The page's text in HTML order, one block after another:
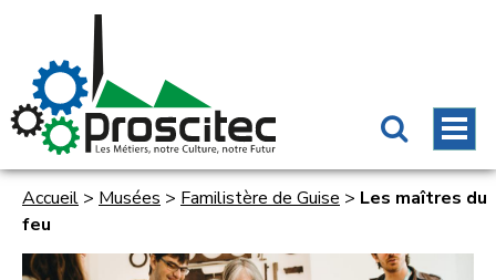
Accueil > Musées > Familistère de Guise > Les maîtres du
feu